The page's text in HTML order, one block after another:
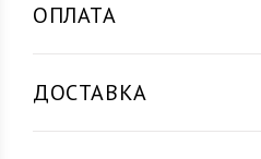
ОПЛАТА
ДОСТАВКА